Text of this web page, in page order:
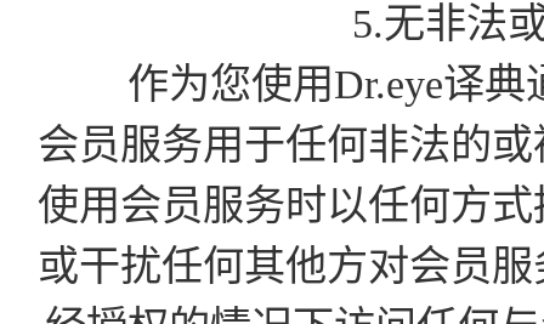
5.无非法
作为您使用Dr.eye译典
会员服务用于任何非法的
使用会员服务时以任何方
或干扰任何其他方对会员